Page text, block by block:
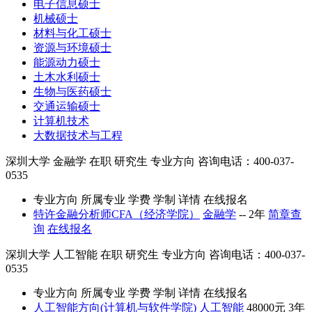
电子信息硕士
机械硕士
材料与化工硕士
资源与环境硕士
能源动力硕士
土木水利硕士
生物与医药硕士
交通运输硕士
计算机技术
大数据技术与工程
深圳大学 金融学 在职 研究生 专业方向 咨询电话：400-037-
0535
专业方向 所属专业 学费 学制 详情 在线报名
特许金融分析师CFA（经济学院）
金融学 -- 2年 简章查
询 在线报名
深圳大学 人工智能 在职 研究生 专业方向 咨询电话：400-037-
0535
专业方向 所属专业 学费 学制 详情 在线报名
人工智能方向(计算机与软件学院) 人工智能 48000元 3年